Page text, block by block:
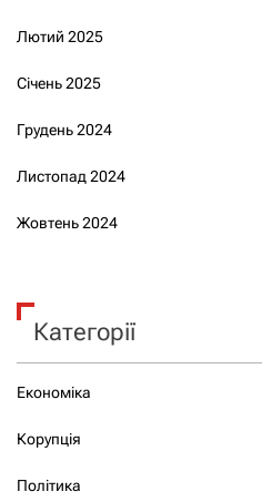
Лютий 2025
Січень 2025
Грудень 2024
Листопад 2024
Жовтень 2024
Категорії
Економіка
Корупція
Політика